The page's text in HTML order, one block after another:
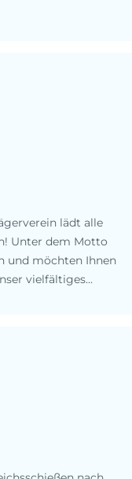
lädt alle
Unter dem Motto
und möchten Ihnen
vielfältiges...